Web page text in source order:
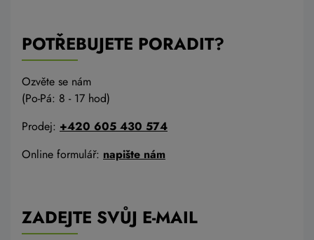
POTŘEBUJETE PORADIT?
Ozvěte se nám
(Po-Pá: 8 - 17 hod)
Prodej: +420 605 430 574
Online formulář: napište nám
ZADEJTE SVŮJ E-MAIL